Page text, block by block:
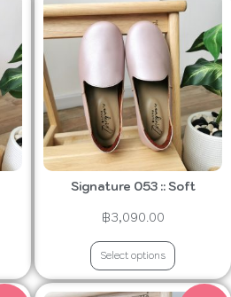
Signature 053 :: Soft
฿3,090.00
Select options